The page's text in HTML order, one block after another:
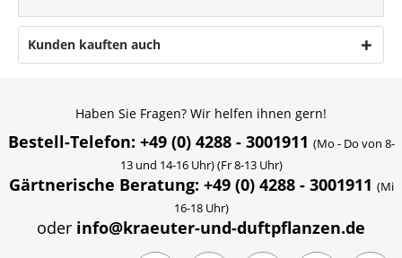
Kunden kauften auch
Haben Sie Fragen? Wir helfen ihnen gern!
Bestell-Telefon: +49 (0) 4288 - 3001911 (Mo - Do von 8-
13 und 14-16 Uhr) (Fr 8-13 Uhr)
Gärtnerische Beratung: +49 (0) 4288 - 3001911 (Mi
16-18 Uhr)
oder info@kraeuter-und-duftpflanzen.de